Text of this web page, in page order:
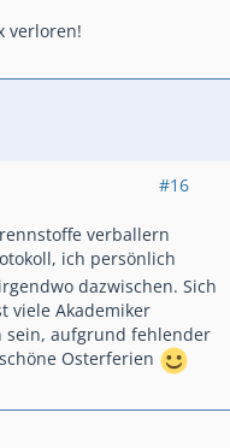
verloren!
#16
verballern
ich persönlich
dazwischen. Sich
viele Akademiker
aufgrund fehlender
Osterferien